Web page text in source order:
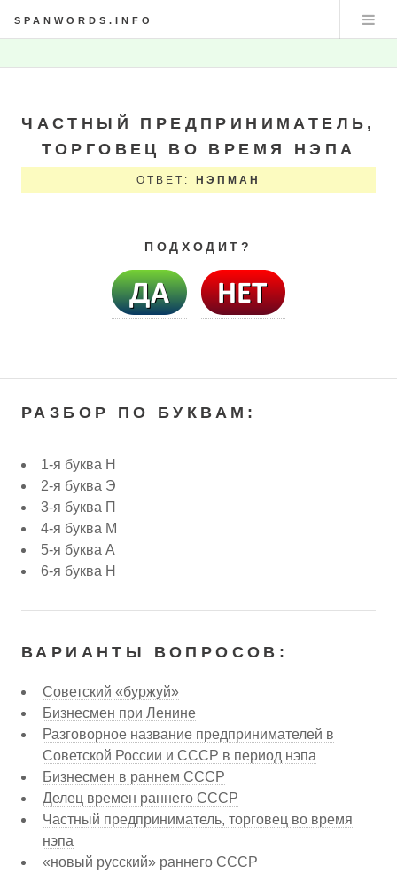
SPANWORDS.INFO
ЧАСТНЫЙ ПРЕДПРИНИМАТЕЛЬ,
ТОРГОВЕЦ ВО ВРЕМЯ НЭПА
ОТВЕТ: НЭПМАН
ПОДХОДИТ?
РАЗБОР ПО БУКВАМ:
1-я буква Н
2-я буква Э
3-я буква П
4-я буква М
5-я буква А
6-я буква Н
ВАРИАНТЫ ВОПРОСОВ:
Советский «буржуй»
Бизнесмен при Ленине
Разговорное название предпринимателей в
Советской России и СССР в период нэпа
Бизнесмен в раннем СССР
Делец времен раннего СССР
Частный предприниматель, торговец во время
нэпа
«новый русский» раннего СССР